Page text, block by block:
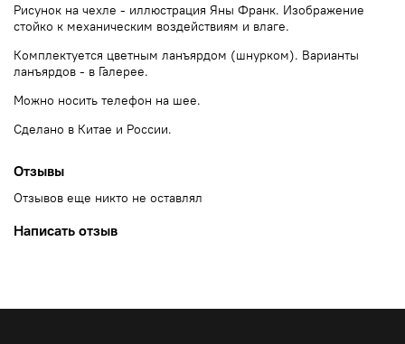
Рисунок на чехле - иллюстрация Яны Франк. Изображение
стойко к механическим воздействиям и влаге.
Комплектуется цветным ланъярдом (шнурком). Варианты
ланъярдов - в Галерее.
Можно носить телефон на шее.
Сделано в Китае и России.
Отзывы
Отзывов еще никто не оставлял
Написать отзыв